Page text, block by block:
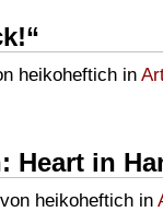
heikoheftich in
Heart in
heikoheftich in